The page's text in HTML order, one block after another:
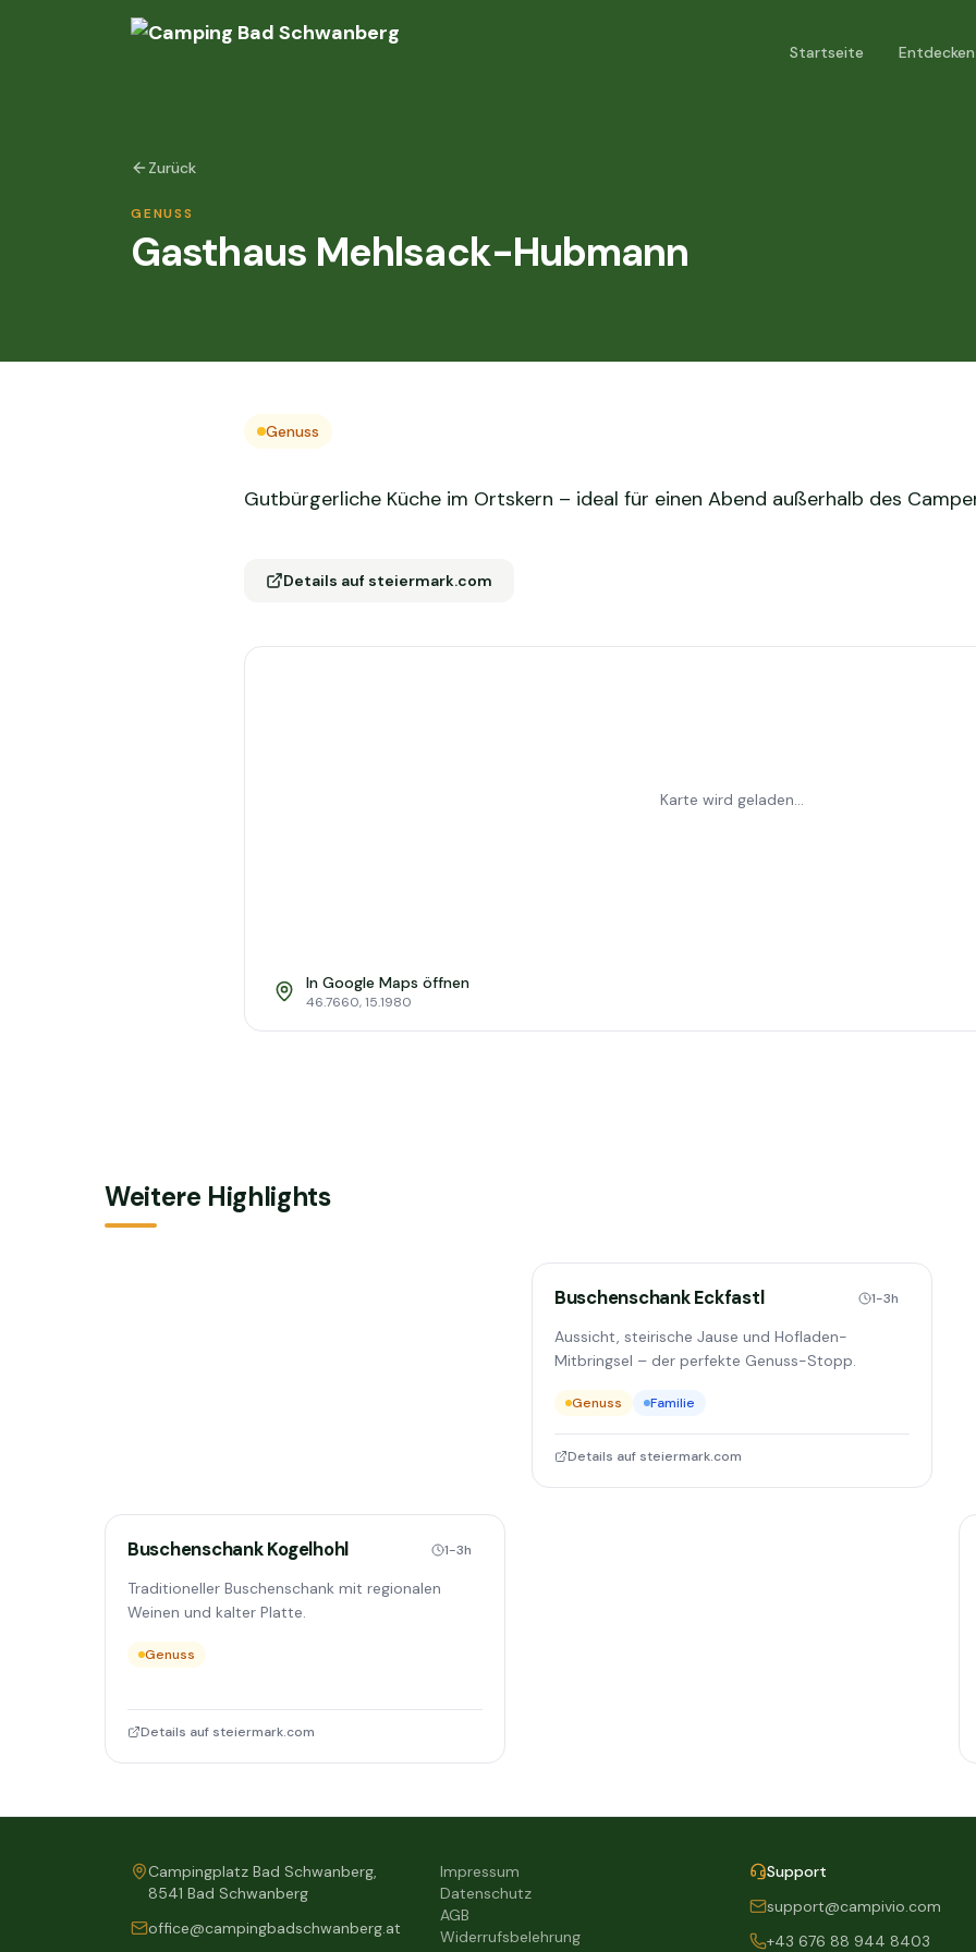
Startseite Entdecken
Zurück
GENUSS
Gasthaus Mehlsack-Hubmann
Genuss
Gutbürgerliche Küche im Ortskern – ideal für einen Abend außerhalb des
Details auf steiermark.com
Karte wird geladen...
In Google Maps öffnen
46.7660,15.1980
Weitere Highlights
Buschenschank Eckfastl 1-3h
Aussicht, steirische Jause und Hofladen-
Mitbringsel – der perfekte Genuss-Stopp.
Genuss Familie
Details auf steiermark.com
Buschenschank Kogelhohl 1-3h
Traditioneller Buschenschank mit regionalen
Weinen und kalter Platte.
Genuss
Details auf steiermark.com
Campingplatz Bad Schwanberg,
8541 Bad Schwanberg
office@campingbadschwanberg.at
Impressum
Datenschutz
AGB
Widerrufsbelehrung
Support
support@campivio.com
+43 676 88 944 8403